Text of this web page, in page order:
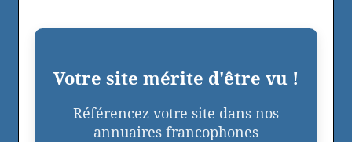
Votre site mérite d'être vu !
Référencez votre site dans nos
annuaires francophones